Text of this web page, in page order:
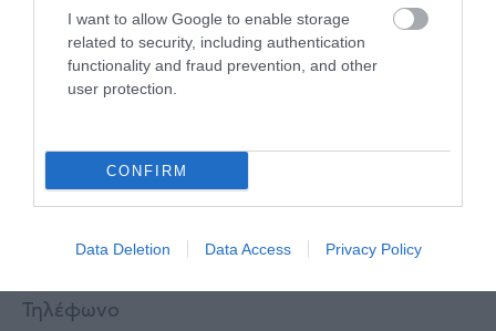
I want to allow Google to enable storage
related to security, including authentication
functionality and fraud prevention, and other
user protection.
CONFIRM
Data Deletion Data Access Privacy Policy